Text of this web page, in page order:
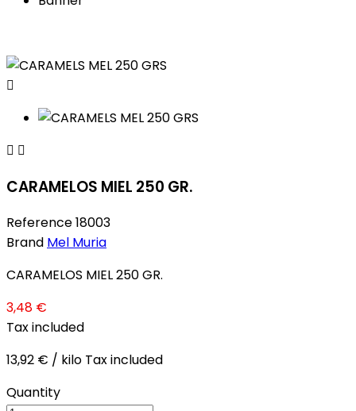

 
CARAMELOS MIEL 250 GR.
Reference18003
Brand Mel Muria
CARAMELOS MIEL 250 GR.
3,48 €
Tax included
13,92 € / kilo Tax included
Quantity